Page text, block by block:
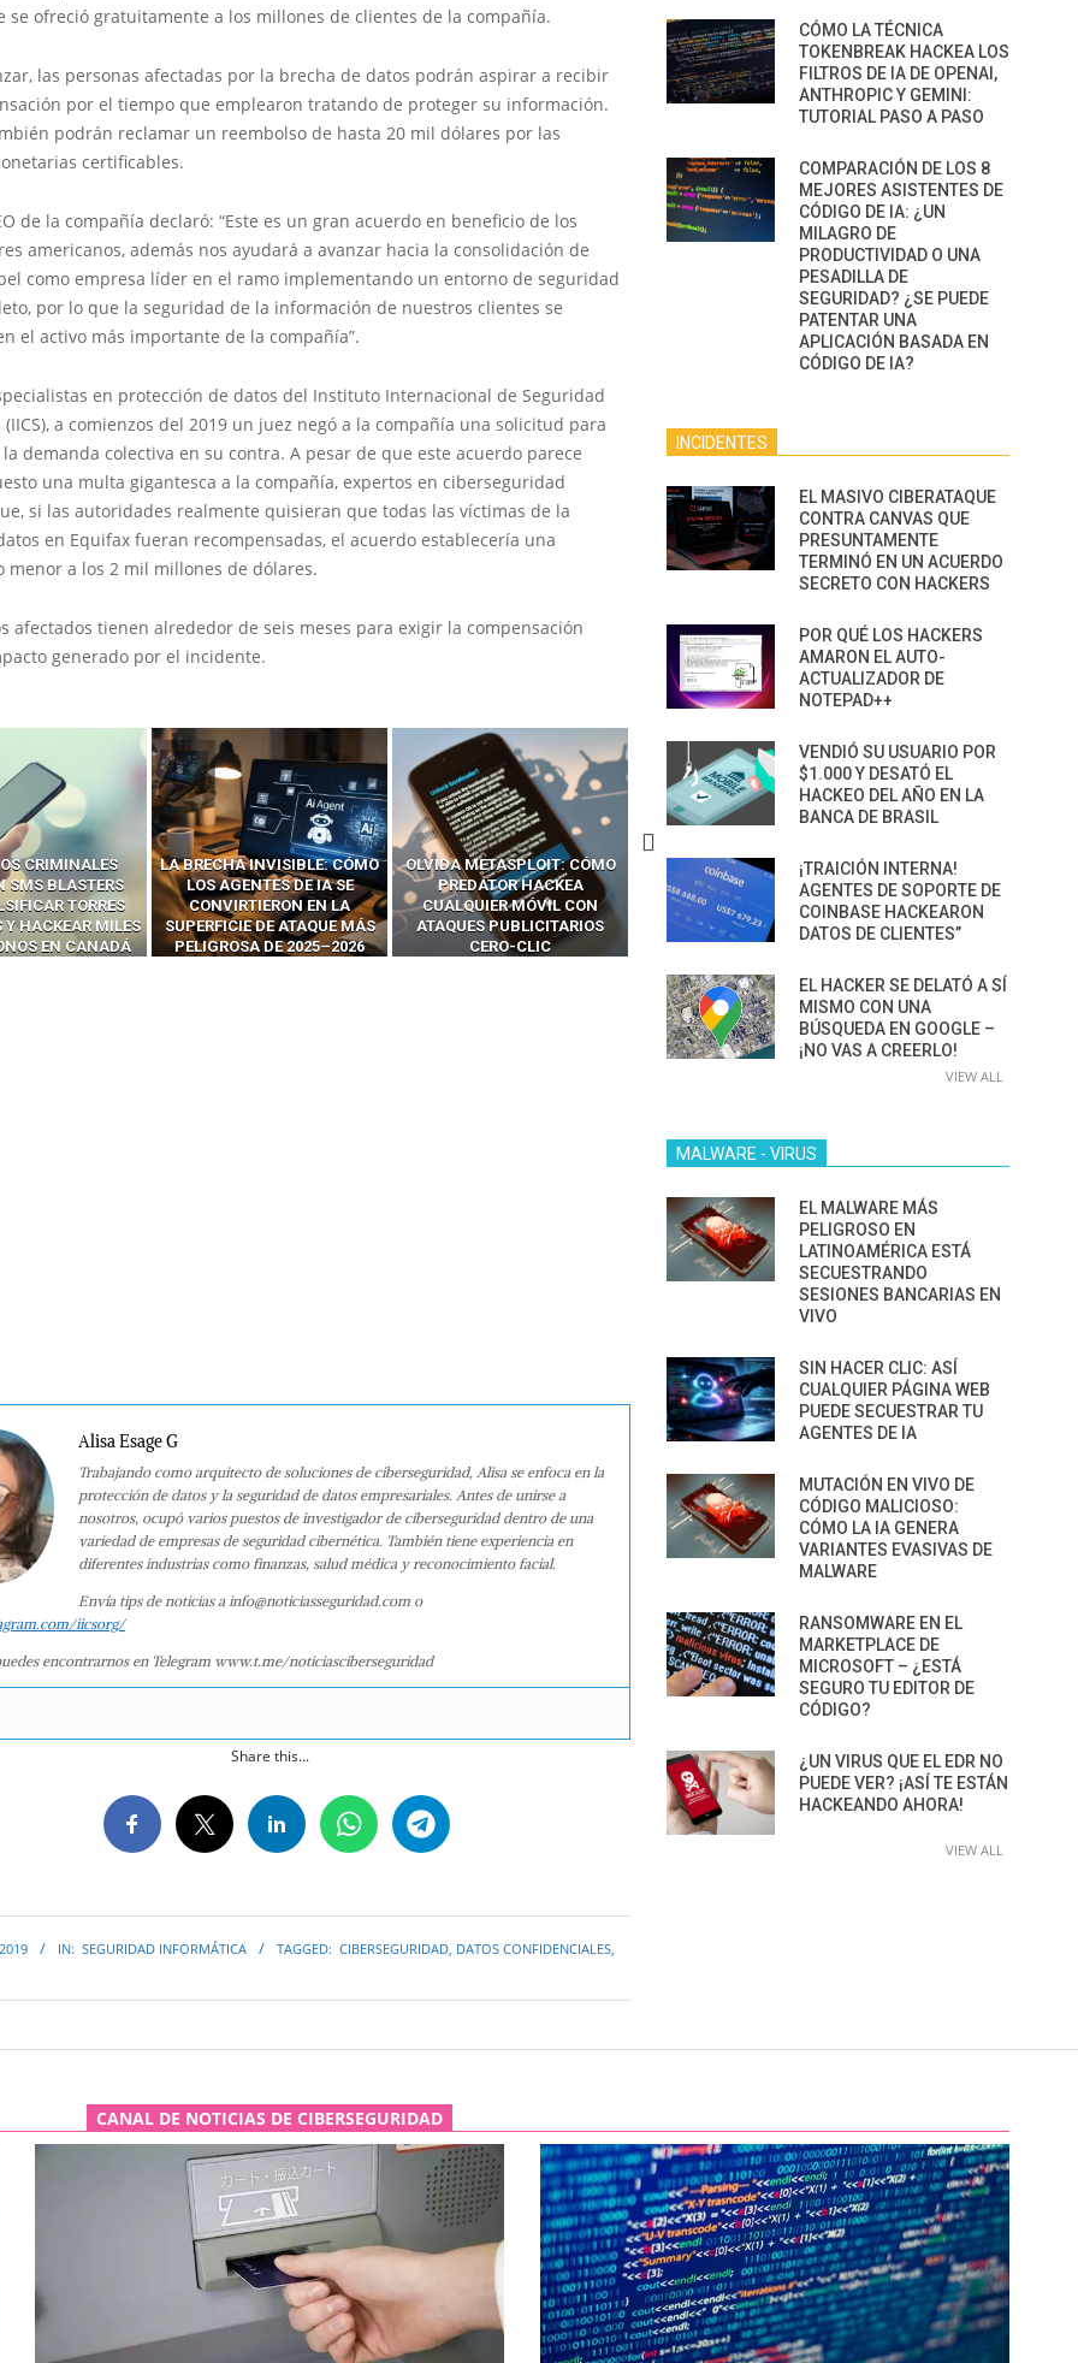
se ofreció gratuitamente a los millones de clientes de la compañía.
las personas afectadas por la brecha de datos podrán aspirar a recibir
por el tiempo que emplearon tratando de proteger su información.
podrán reclamar un reembolso de hasta 20 mil dólares por las
certificables.
de la compañía declaró: “Este es un gran acuerdo en beneficio de los
americanos, además nos ayudará a avanzar hacia la consolidación de
como empresa líder en el ramo implementando un entorno de seguridad
por lo que la seguridad de la información de nuestros clientes se
el activo más importante de la compañía”.
en protección de datos del Instituto Internacional de Seguridad
a comienzos del 2019 un juez negó a la compañía una solicitud para
demanda colectiva en su contra. A pesar de que este acuerdo parece
una multa gigantesca a la compañía, expertos en ciberseguridad
si las autoridades realmente quisieran que todas las víctimas de la
en Equifax fueran recompensadas, el acuerdo establecería una
menor a los 2 mil millones de dólares.
afectados tienen alrededor de seis meses para exigir la compensación
generado por el incidente.
INVISIBLE: CÓMO
DE IA SE
EN LA
DE ATAQUE MÁS
DE 2025–2026
OLVIDA METASPLOIT: CÓMO
PREDATOR HACKEA
CUALQUIER MÓVIL CON
ATAQUES PUBLICITARIOS
CERO-CLIC
CÓMO LOS HACKERS
INTERCEPTAN OTPS Y
LLAMADAS MÓVILES SIN
‘HACKEAR’ — EL INCREÍBLE
PODER DE LOS SIM BOXES”
13 TÉCNICAS
RIDÍCULAMENTE FÁCILES
PARA HACKEAR Y EXPLOTAR
NAVEGADORES DE IA
AGÉNTICA
CÓMO LOS HACKERS
MANIPULAN GITHUB
COPILOT DENTRO DE VS
Alisa Esage G
Trabajando como arquitecto de soluciones de ciberseguridad, Alisa se enfoca en la
protección de datos y la seguridad de datos empresariales. Antes de unirse a
nosotros, ocupó varios puestos de investigador de ciberseguridad dentro de una
variedad de empresas de seguridad cibernética. También tiene experiencia en
diferentes industrias como finanzas, salud médica y reconocimiento facial.
Envía tips de noticias a info@noticiasseguridad.com o
iicsorg/
encontrarnos en Telegram www.t.me/noticiasciberseguridad
Share this...
IN: SEGURIDAD INFORMÁTICA TAGGED: CIBERSEGURIDAD, DATOS CONFIDENCIALES,
CÓMO LA TÉCNICA
TOKENBREAK HACKEA LOS
FILTROS DE IA DE OPENAI,
ANTHROPIC Y GEMINI:
TUTORIAL PASO A PASO
COMPARACIÓN DE LOS 8
MEJORES ASISTENTES DE
CÓDIGO DE IA: ¿UN
MILAGRO DE
PRODUCTIVIDAD O UNA
PESADILLA DE
SEGURIDAD? ¿SE PUEDE
PATENTAR UNA
APLICACIÓN BASADA EN
CÓDIGO DE IA?
INCIDENTES
EL MASIVO CIBERATAQUE
CONTRA CANVAS QUE
PRESUNTAMENTE
TERMINÓ EN UN ACUERDO
SECRETO CON HACKERS
POR QUÉ LOS HACKERS
AMARON EL AUTO-
ACTUALIZADOR DE
NOTEPAD++
VENDIÓ SU USUARIO POR
$1.000 Y DESATÓ EL
HACKEO DEL AÑO EN LA
BANCA DE BRASIL
¡TRAICIÓN INTERNA!
AGENTES DE SOPORTE DE
COINBASE HACKEARON
DATOS DE CLIENTES”
EL HACKER SE DELATÓ A SÍ
MISMO CON UNA
BÚSQUEDA EN GOOGLE –
¡NO VAS A CREERLO!
VIEW ALL
MALWARE - VIRUS
EL MALWARE MÁS
PELIGROSO EN
LATINOAMÉRICA ESTÁ
SECUESTRANDO
SESIONES BANCARIAS EN
VIVO
SIN HACER CLIC: ASÍ
CUALQUIER PÁGINA WEB
PUEDE SECUESTRAR TU
AGENTES DE IA
MUTACIÓN EN VIVO DE
CÓDIGO MALICIOSO:
CÓMO LA IA GENERA
VARIANTES EVASIVAS DE
MALWARE
RANSOMWARE EN EL
MARKETPLACE DE
MICROSOFT – ¿ESTÁ
SEGURO TU EDITOR DE
CÓDIGO?
¿UN VIRUS QUE EL EDR NO
PUEDE VER? ¡ASÍ TE ESTÁN
HACKEANDO AHORA!
VIEW ALL
CANAL DE NOTICIAS DE CIBERSEGURIDAD